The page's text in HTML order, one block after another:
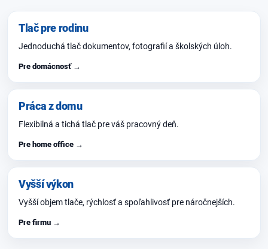
Tlač pre rodinu
Jednoduchá tlač dokumentov, fotografií a školských úloh.
Pre domácnosť →
Práca z domu
Flexibilná a tichá tlač pre váš pracovný deň.
Pre home office →
Vyšší výkon
Vyšší objem tlače, rýchlosť a spoľahlivosť pre náročnejších.
Pre firmu →